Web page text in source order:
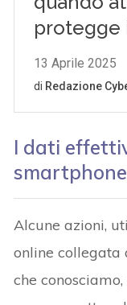
I dati
smartphone
Alcune azioni,
online collegata
che